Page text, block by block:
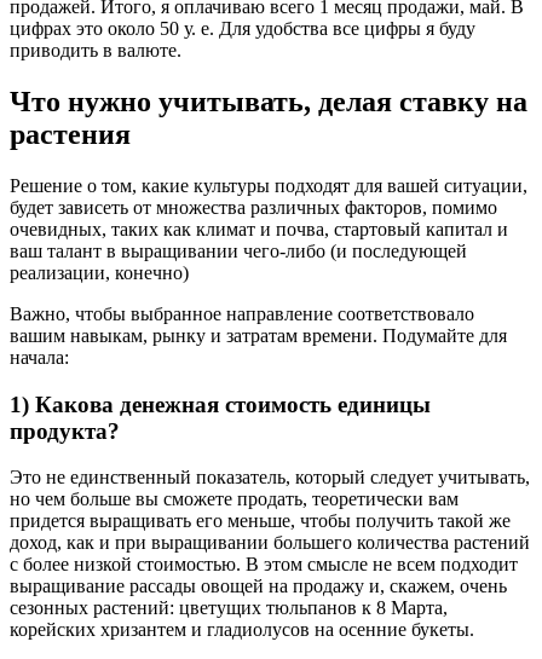
продажей. Итого, я оплачиваю всего 1 месяц продажи, май. В
цифрах это около 50 у. е. Для удобства все цифры я буду
приводить в валюте.
Что нужно учитывать, делая ставку на
растения
Решение о том, какие культуры подходят для вашей ситуации,
будет зависеть от множества различных факторов, помимо
очевидных, таких как климат и почва, стартовый капитал и
ваш талант в выращивании чего-либо (и последующей
реализации, конечно)
Важно, чтобы выбранное направление соответствовало
вашим навыкам, рынку и затратам времени. Подумайте для
начала:
1) Какова денежная стоимость единицы
продукта?
Это не единственный показатель, который следует учитывать,
но чем больше вы сможете продать, теоретически вам
придется выращивать его меньше, чтобы получить такой же
доход, как и при выращивании большего количества растений
с более низкой стоимостью. В этом смысле не всем подходит
выращивание рассады овощей на продажу и, скажем, очень
сезонных растений: цветущих тюльпанов к 8 Марта,
корейских хризантем и гладиолусов на осенние букеты.